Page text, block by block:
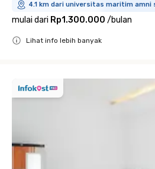
4.1 km dari universitas maritim amni
mulai dari Rp1.300.000 /bulan
Lihat info lebih banyak